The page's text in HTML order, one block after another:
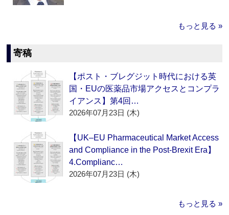
もっと見る »
寄稿
【ポスト・ブレグジット時代における英
国・EUの医薬品市場アクセスとコンプラ
イアンス】第4回…
2026年07月23日 (木)
【UK–EU Pharmaceutical Market Access
and Compliance in the Post-Brexit Era】
4.Complianc…
2026年07月23日 (木)
もっと見る »